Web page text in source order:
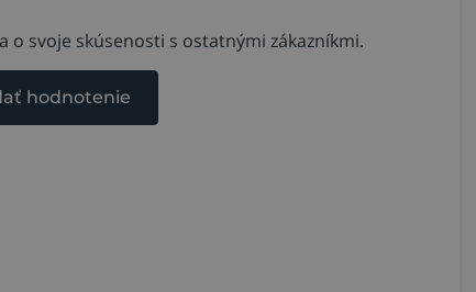
o svoje skúsenosti s ostatnými zákazníkmi.
hodnotenie